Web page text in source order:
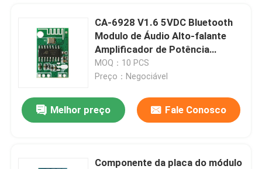
CA-6928 V1.6 5VDC Bluetooth
Modulo de Áudio Alto-falante
Amplificador de Potência
Componente de som do painel
MOQ：10 PCS
Preço：Negociável
Melhor preço Fale Conosco
Componente da placa do módulo